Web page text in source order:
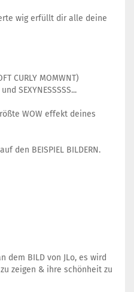
wig erfüllt dir alle deine
CURLY MOMWNT)
SEXYNESSSSS...
WOW effekt deines
den BEISPIEL BILDERN.
dem BILD von JLo, es wird
zeigen & ihre schönheit zu